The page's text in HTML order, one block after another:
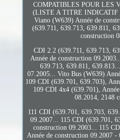
COMPATIBLES POUR LES
(LISTE A TITRE INDICATIF
Viano (W639) Année de
(639.711, 639.713, 639.811,
construction
CDI 2.2 (639.711, 639.713,
Année de construction
639.713, 639.811,
07.2005... Vito Bus (W639)
109 CDI (639.701, 639.703),
109 CDI 4x4 (639.701),
08.2014, 2148
111 CDI (639.701, 639.703,
09.2007... 115 CDI (639.701,
construction 09.2003... 115
Année de construction 09.2007